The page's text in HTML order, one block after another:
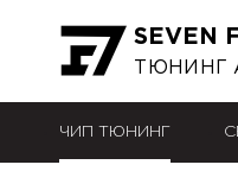
SEVEN
ТЮНИНГ
ЧИП ТЮНИНГ